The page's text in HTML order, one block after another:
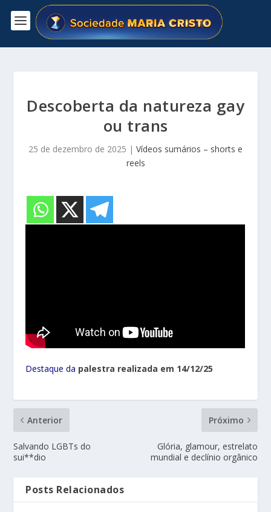
Descoberta da natureza gay
ou trans
25 de dezembro de 2025 | Vídeos sumários – shorts e
reels
Destaque da palestra realizada em 14/12/25
Anterior
Salvando LGBTs do
sui**dio
Próximo
Glória, glamour, estrelato
mundial e declínio orgânico
Posts Relacionados